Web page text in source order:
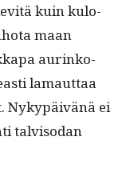
kuin kulo­
maan
aurinko-
lamaut­taa
Nykypäivänä ei
talvi­so­dan